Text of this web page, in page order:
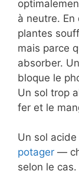
à neutre.
plantes
mais parce
absorber.
bloque le
Un sol trop
fer et le
Un sol
potager —
selon le